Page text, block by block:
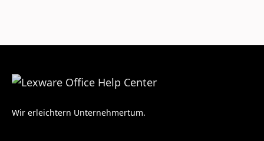
Wir erleichtern Unternehmertum.